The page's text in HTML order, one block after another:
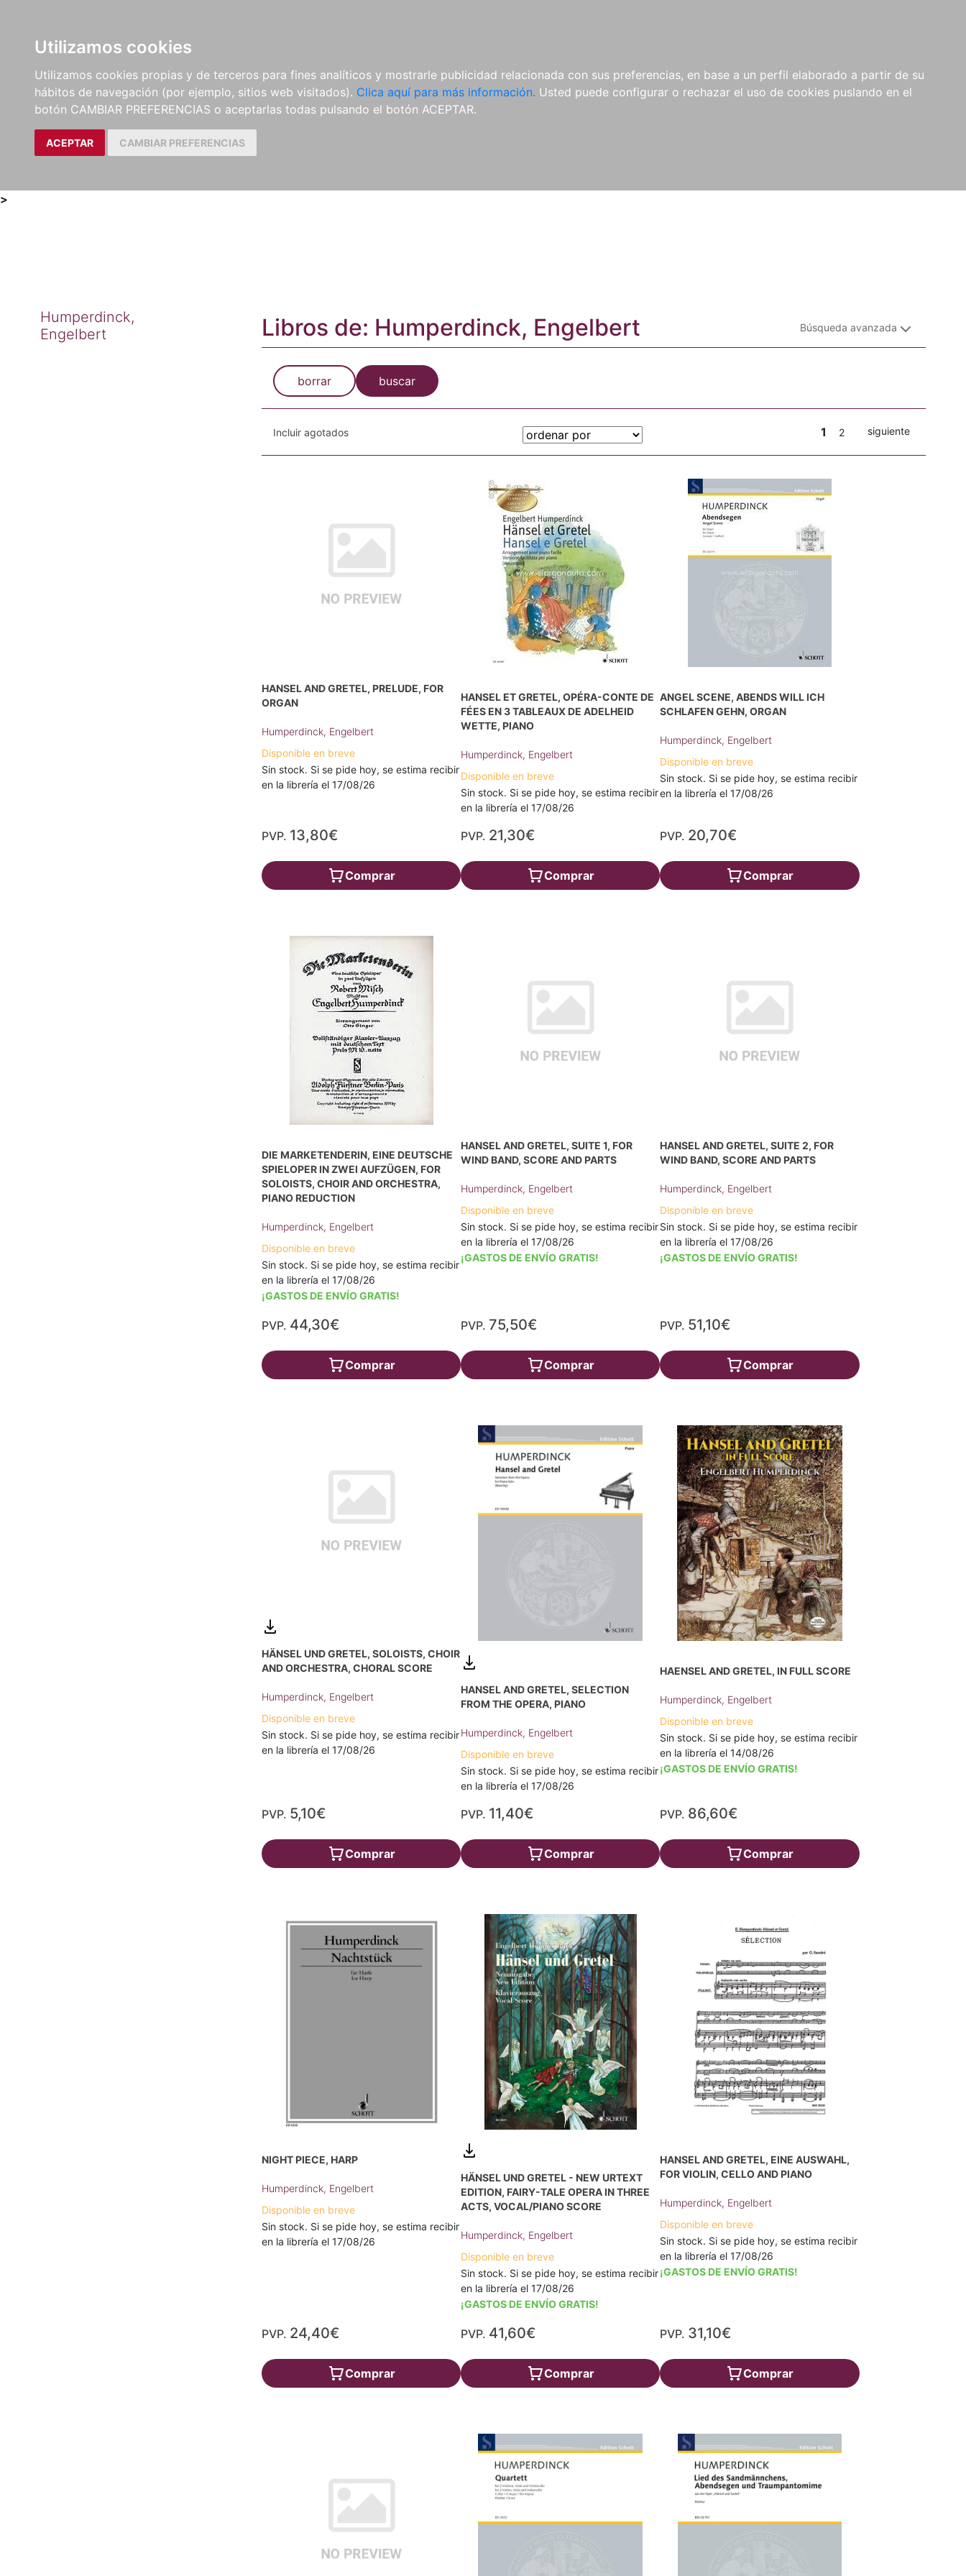
Utilizamos cookies
Utilizamos cookies propias y de terceros para fines analíticos y mostrarle publicidad relacionada con sus preferencias, en base a un perfil elaborado a partir de su
hábitos de navegación (por ejemplo, sitios web visitados). Clica aquí para más información. Usted puede configurar o rechazar el uso de cookies puslando en el
botón CAMBIAR PREFERENCIAS o aceptarlas todas pulsando el botón ACEPTAR.
ACEPTAR CAMBIAR PREFERENCIAS
LIBROS
MÉTODOS Y
EJERCICIOS
PARTITURAS Y EDICIONES
CRÍTICAS
REVISTAS
CDS Y
DVDS
MATERIAL
COMPLEMENTARIO
NOVEDADES NOTICIAS
COMPRAS
INSTITUCIONALES
>
Humperdinck,
Engelbert
Libros de: Humperdinck, Engelbert Búsqueda avanzada
borrar buscar
Incluir agotados 1 2 siguiente
HANSEL AND GRETEL, PRELUDE, FOR
ORGAN
Humperdinck, Engelbert
Disponible en breve
Sin stock. Si se pide hoy, se estima recibir
en la librería el 17/08/26
PVP. 13,80€
Comprar
HANSEL ET GRETEL, OPÉRA-CONTE DE
FÉES EN 3 TABLEAUX DE ADELHEID
WETTE, PIANO
Humperdinck, Engelbert
Disponible en breve
Sin stock. Si se pide hoy, se estima recibir
en la librería el 17/08/26
PVP. 21,30€
Comprar
ANGEL SCENE, ABENDS WILL ICH
SCHLAFEN GEHN, ORGAN
Humperdinck, Engelbert
Disponible en breve
Sin stock. Si se pide hoy, se estima recibir
en la librería el 17/08/26
PVP. 20,70€
Comprar
DIE MARKETENDERIN, EINE DEUTSCHE
SPIELOPER IN ZWEI AUFZÜGEN, FOR
SOLOISTS, CHOIR AND ORCHESTRA,
PIANO REDUCTION
Humperdinck, Engelbert
Disponible en breve
Sin stock. Si se pide hoy, se estima recibir
en la librería el 17/08/26
¡GASTOS DE ENVÍO GRATIS!
PVP. 44,30€
Comprar
HANSEL AND GRETEL, SUITE 1, FOR
WIND BAND, SCORE AND PARTS
Humperdinck, Engelbert
Disponible en breve
Sin stock. Si se pide hoy, se estima recibir
en la librería el 17/08/26
¡GASTOS DE ENVÍO GRATIS!
PVP. 75,50€
Comprar
HANSEL AND GRETEL, SUITE 2, FOR
WIND BAND, SCORE AND PARTS
Humperdinck, Engelbert
Disponible en breve
Sin stock. Si se pide hoy, se estima recibir
en la librería el 17/08/26
¡GASTOS DE ENVÍO GRATIS!
PVP. 51,10€
Comprar
HÄNSEL UND GRETEL, SOLOISTS, CHOIR
AND ORCHESTRA, CHORAL SCORE
Humperdinck, Engelbert
Disponible en breve
Sin stock. Si se pide hoy, se estima recibir
en la librería el 17/08/26
PVP. 5,10€
Comprar
HANSEL AND GRETEL, SELECTION
FROM THE OPERA, PIANO
Humperdinck, Engelbert
Disponible en breve
Sin stock. Si se pide hoy, se estima recibir
en la librería el 17/08/26
PVP. 11,40€
Comprar
HAENSEL AND GRETEL, IN FULL SCORE
Humperdinck, Engelbert
Disponible en breve
Sin stock. Si se pide hoy, se estima recibir
en la librería el 14/08/26
¡GASTOS DE ENVÍO GRATIS!
PVP. 86,60€
Comprar
NIGHT PIECE, HARP
Humperdinck, Engelbert
Disponible en breve
Sin stock. Si se pide hoy, se estima recibir
en la librería el 17/08/26
PVP. 24,40€
Comprar
HÄNSEL UND GRETEL - NEW URTEXT
EDITION, FAIRY-TALE OPERA IN THREE
ACTS, VOCAL/PIANO SCORE
Humperdinck, Engelbert
Disponible en breve
Sin stock. Si se pide hoy, se estima recibir
en la librería el 17/08/26
¡GASTOS DE ENVÍO GRATIS!
PVP. 41,60€
Comprar
HANSEL AND GRETEL, EINE AUSWAHL,
FOR VIOLIN, CELLO AND PIANO
Humperdinck, Engelbert
Disponible en breve
Sin stock. Si se pide hoy, se estima recibir
en la librería el 17/08/26
¡GASTOS DE ENVÍO GRATIS!
PVP. 31,10€
Comprar